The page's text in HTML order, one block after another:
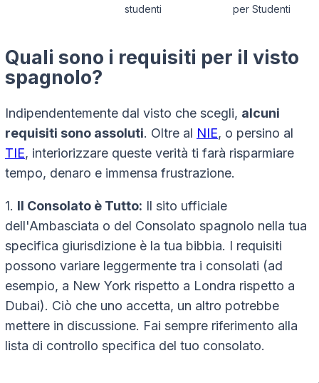
studenti per Studenti
Quali sono i requisiti per il visto
spagnolo?
Indipendentemente dal visto che scegli, alcuni
requisiti sono assoluti. Oltre al NIE, o persino al
TIE, interiorizzare queste verità ti farà risparmiare
tempo, denaro e immensa frustrazione.
1. Il Consolato è Tutto: Il sito ufficiale
dell'Ambasciata o del Consolato spagnolo nella tua
specifica giurisdizione è la tua bibbia. I requisiti
possono variare leggermente tra i consolati (ad
esempio, a New York rispetto a Londra rispetto a
Dubai). Ciò che uno accetta, un altro potrebbe
mettere in discussione. Fai sempre riferimento alla
lista di controllo specifica del tuo consolato.